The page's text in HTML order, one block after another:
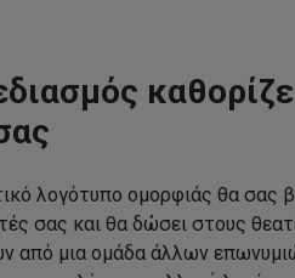
λογότυπο ομορφιάς θα σας
σας και θα δώσει στους
από μια ομάδα άλλων